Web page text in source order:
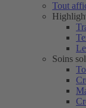
Tout
Soins